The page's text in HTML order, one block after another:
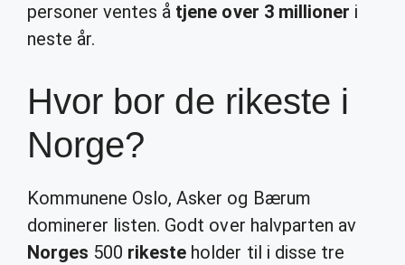
personer ventes å tjene over 3 millioner i
neste år.
Hvor bor de rikeste i
Norge?
Kommunene Oslo, Asker og Bærum
dominerer listen. Godt over halvparten av
Norges 500 rikeste holder til i disse tre